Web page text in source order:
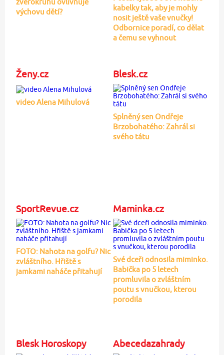
výchovu dětí?
kabelky tak, aby je mohly
nosit ještě vaše vnučky!
Odbornice poradí, co dělat
a čemu se vyhnout
Ženy.cz
video Alena Mihulová
Blesk.cz
Splněný sen Ondřeje
Brzobohatého: Zahrál si
svého tátu
SportRevue.cz
FOTO: Nahota na golfu? Nic
zvláštního. Hřiště s
jamkami naháče přitahují
Maminka.cz
Své dceři odnosila miminko.
Babička po 5 letech
promluvila o zvláštním
poutu s vnučkou, kterou
porodila
Blesk Horoskopy Abecedazahrady